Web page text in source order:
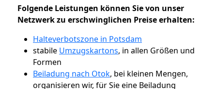
Folgende Leistungen können Sie von unser
Netzwerk zu erschwinglichen Preise erhalten:
Halteverbotszone in Potsdam
stabile Umzugskartons, in allen Größen und
Formen
Beiladung nach Otok, bei kleinen Mengen,
organisieren wir, für Sie eine Beiladung